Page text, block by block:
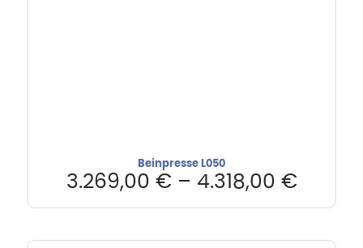
Beinpresse L050
3.269,00 €– 4.318,00 €